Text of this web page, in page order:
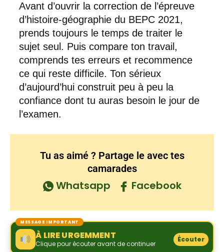
Avant d’ouvrir la correction de l’épreuve
d’histoire-géographie du BEPC 2021,
prends toujours le temps de traiter le
sujet seul. Puis compare ton travail,
comprends tes erreurs et recommence
ce qui reste difficile. Ton sérieux
d’aujourd’hui construit peu à peu la
confiance dont tu auras besoin le jour de
l’examen.
Tu as aimé ? Partage le avec tes
camarades
Whatsapp Facebook
MESSAGE IMPORTANT
À LIRE URGEMMENT
Clique pour écouter avant de continuer
Écouter